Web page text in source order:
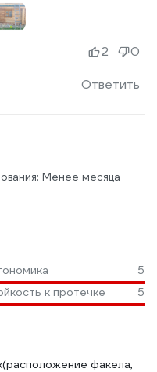
Ответить
2 0
Менее месяца
5
к протечке
5
факела,